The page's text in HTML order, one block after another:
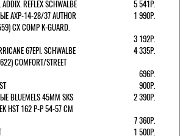
REFLEX SCHWALBE
5 541Р.
14-28/37 AUTHOR
1 990Р.
CX COMP K-GUARD.
3 192Р.
67EPI. SCHWALBE
4 335Р.
COMFORT/STREET
696Р.
900Р.
45MM SKS
2 390Р.
HST 162 Р-Р 54-57 СМ
7 360Р.
1 500Р.